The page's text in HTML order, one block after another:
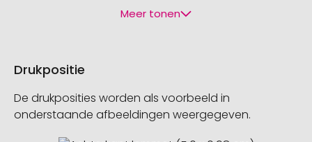
Meer tonen
Drukpositie
De drukposities worden als voorbeeld in
onderstaande afbeeldingen weergegeven.